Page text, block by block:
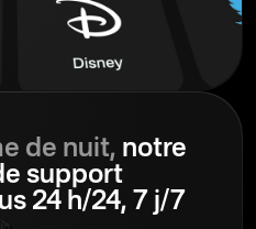
de nuit, notre
support
24 h/24, 7 j/7